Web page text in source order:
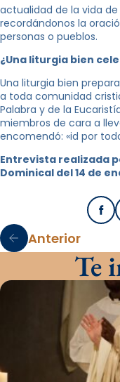
actualidad de la vida
recordándonos la
personas o pueblos.
¿Una liturgia bien
Una liturgia bien
a toda comunidad
Palabra y de la
miembros de cara a
encomendó: «id por
Entrevista realizada
Dominical del 14 de
Anterior
Te